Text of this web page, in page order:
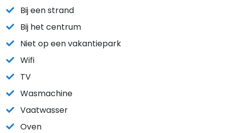
Bij een strand
Bij het centrum
Niet op een vakantiepark
Wifi
TV
Wasmachine
Vaatwasser
Oven